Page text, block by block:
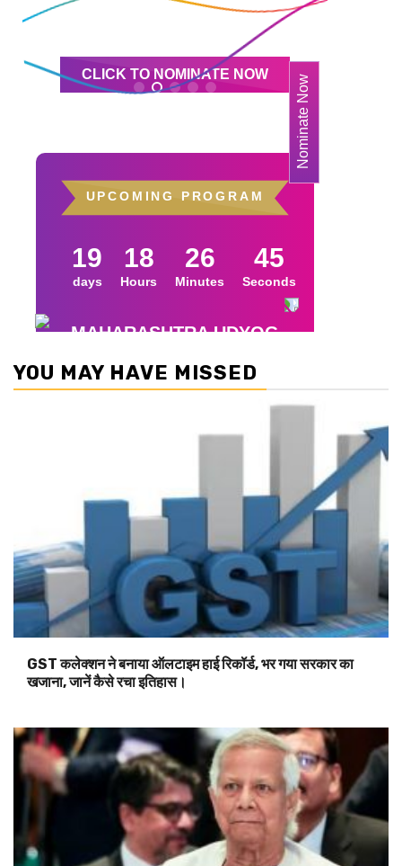
YOU MAY HAVE MISSED
GST कलेक्शन ने बनाया ऑलटाइम हाई रिकॉर्ड, भर गया सरकार का
खजाना, जानें कैसे रचा इतिहास।